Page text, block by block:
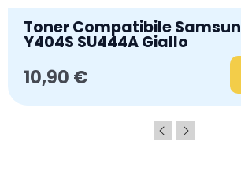
Toner Compatibile
Y404S SU444A Giallo
10,90 €